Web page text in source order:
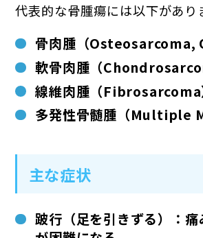
代表的な骨腫瘍には以下があり
骨肉腫（Osteosarcoma,
軟骨肉腫（
線維肉腫（Fibrosarcoma
多発性骨髄腫（Multiple
主な症状
跛行（足を引きずる）
：